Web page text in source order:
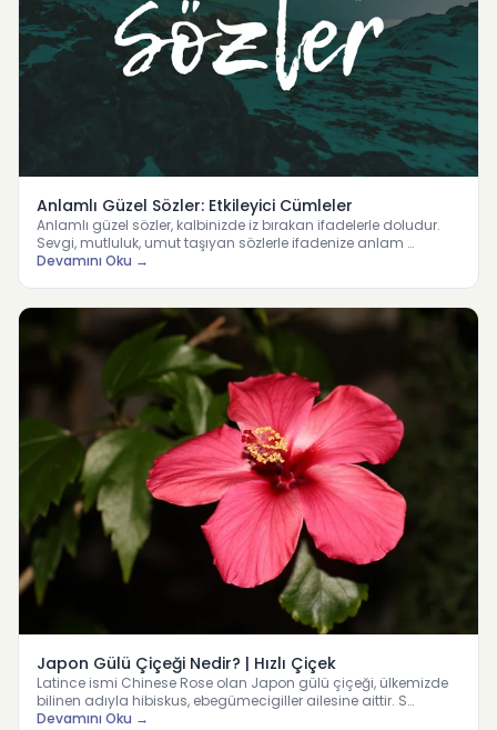
Anlamlı Güzel Sözler: Etkileyici Cümleler
Anlamlı güzel sözler, kalbinizde iz bırakan ifadelerle doludur.
Sevgi, mutluluk, umut taşıyan sözlerle ifadenize anlam …
Devamını Oku →
Japon Gülü Çiçeği Nedir? | Hızlı Çiçek
Latince ismi Chinese Rose olan Japon gülü çiçeği, ülkemizde
bilinen adıyla hibiskus, ebegümecigiller ailesine aittir. S…
Devamını Oku →